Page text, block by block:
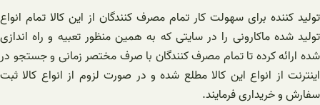
تولید کننده برای سهولت کار تمام مصرف کنندگان از این کالا تمام انواع
تولید شده ماکارونی را در سایتی که به همین منظور تعبیه و راه اندازی
شده ارائه کرده تا تمام مصرف کنندگان با صرف مختصر زمانی و جستجو در
اینترنت از انواع این کالا مطلع شده و در صورت لزوم از انواع کالا ثبت
سفارش و خریداری فرمایند.